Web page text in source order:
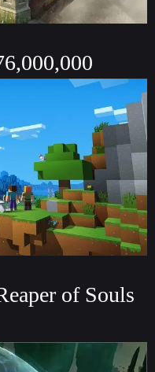
of Souls